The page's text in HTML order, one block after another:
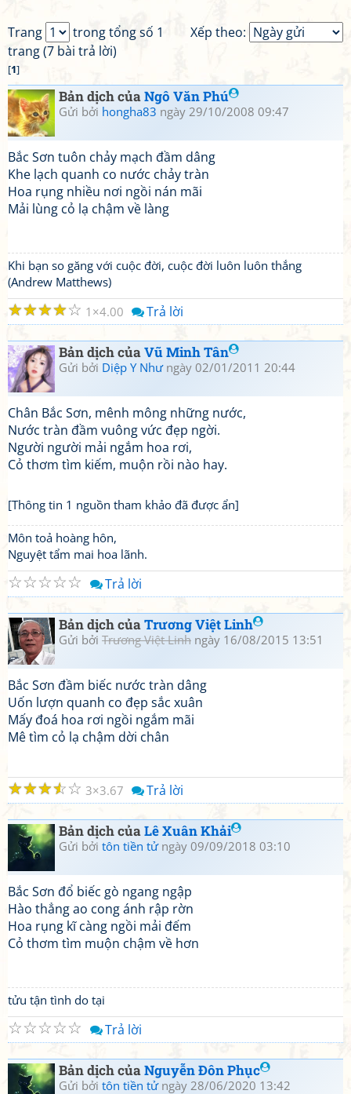
Xếp theo:
Trang
trong tổng số 1
trang (7 bài trả lời)
[1]
Bản dịch củaNgô Văn Phú
Gửi bởi hongha83 ngày 29/10/2008 09:47
Bắc Sơn tuôn chảy mạch đầm dâng
Khe lạch quanh co nước chảy tràn
Hoa rụng nhiều nơi ngồi nán mãi
Mải lùng cỏ lạ chậm về làng
Khi bạn so găng với cuộc đời, cuộc đời luôn luôn thắng
(Andrew Matthews)
☆
☆
☆
☆
☆ 1 4.00 Trả lời
Bản dịch củaVũ Minh Tân
Gửi bởi Diệp Y Nhưngày 02/01/2011 20:44
Chân Bắc Sơn, mênh mông những nước,
Nước tràn đầm vuông vức đẹp ngời.
Người người mải ngắm hoa rơi,
Cỏ thơm tìm kiếm, muộn rồi nào hay.
[Thông tin 1 nguồn tham khảo đã được ẩn]
Môn toả hoàng hôn,
Nguyệt tẩm mai hoa lãnh.
☆
☆
☆
☆
☆ Trả lời
Bản dịch củaTrương Việt Linh
Gửi bởi Trương Việt Linh ngày 16/08/2015 13:51
Bắc Sơn đầm biếc nước tràn dâng
Uốn lượn quanh co đẹp sắc xuân
Mấy đoá hoa rơi ngồi ngắm mãi
Mê tìm cỏ lạ chậm dời chân
☆
☆
☆
☆
☆ 3 3.67 Trả lời
Bản dịch củaLê Xuân Khải
Gửi bởi tôn tiền tửngày 09/09/2018 03:10
Bắc Sơn đổ biếc gò ngang ngập
Hào thẳng ao cong ánh rập rờn
Hoa rụng kĩ càng ngồi mải đếm
Cỏ thơm tìm muộn chậm về hơn
tửu tận tình do tại
☆
☆
☆
☆
☆ Trả lời
Bản dịch củaNguyễn Đôn Phục
Gửi bởi tôn tiền tửngày 28/06/2020 13:42